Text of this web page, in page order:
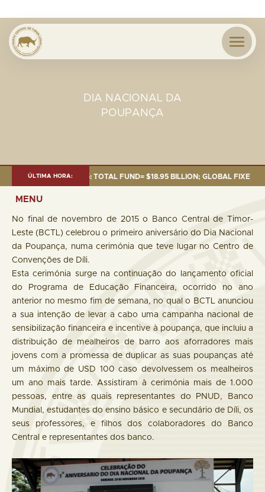
DIA NACIONAL DA
POUPANÇA
ÚLTIMA HORA:
AS OF 30 SEP. 2025: TOTAL FUND= $18.95 BILLION; GLOBAL FIXED
MENU
No final de novembro de 2015 o Banco Central de Timor-
Leste (BCTL) celebrou o primeiro aniversário do Dia Nacional
da Poupança, numa cerimónia que teve lugar no Centro de
Convenções de Díli.
Esta cerimónia surge na continuação do lançamento oficial
do Programa de Educação Financeira, ocorrido no ano
anterior no mesmo fim de semana, no qual o BCTL anunciou
a sua intenção de levar a cabo uma campanha nacional de
sensibilização financeira e incentive à poupança, que incluiu a
distribuição de mealheiros de barro aos aforradores mais
jovens com a promessa de duplicar as suas poupanças até
um máximo de USD 100 caso devolvessem os mealheiros
um ano mais tarde. Assistiram à cerimónia mais de 1.000
pessoas, entre as quais representantes do PNUD, Banco
Mundial, estudantes do ensino básico e secundário de Díli, os
seus professores, e filhos dos colaboradores do Banco
Central e representantes dos banco.